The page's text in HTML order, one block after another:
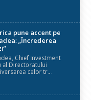
pune accent pe
„Încrederea
Chief Investment
al Directoratului
celor tr...